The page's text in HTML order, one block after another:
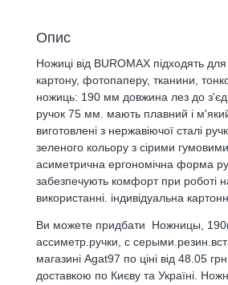
Опис
Ножиці від BUROMAX підходять
картону, фотопаперу, тканини,
ножиць: 190 мм довжина лез до
ручок 75 мм. мають плавний і
виготовлені з нержавіючої сталі
зеленого кольору з сірими
асиметрична ергономічна форма
забезпечують комфорт при роботі
використанні. індивідуальна
Ви можете придбати Ножницы,
ассиметр.ручки, с
магазині Agat97 по ціні від 48.05
доставкою по Києву та Україні.